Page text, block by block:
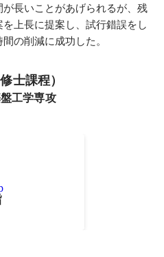
長いことがあげられるが、残
上長に提案し、試行錯誤をし
の削減に成功した。
士課程）
工学専攻